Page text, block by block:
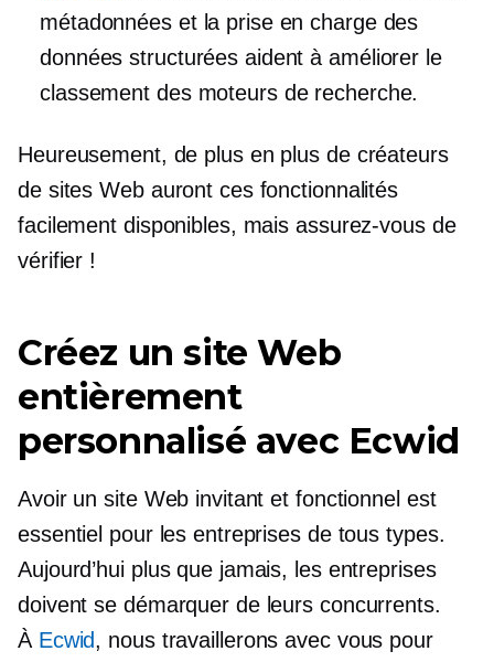
métadonnées et la prise en charge des
données structurées aident à améliorer le
classement des moteurs de recherche.
Heureusement, de plus en plus de créateurs
de sites Web auront ces fonctionnalités
facilement disponibles, mais assurez-vous de
vérifier !
Créez un site Web
entièrement
personnalisé avec Ecwid
Avoir un site Web invitant et fonctionnel est
essentiel pour les entreprises de tous types.
Aujourd’hui plus que jamais, les entreprises
doivent se démarquer de leurs concurrents.
À Ecwid, nous travaillerons avec vous pour